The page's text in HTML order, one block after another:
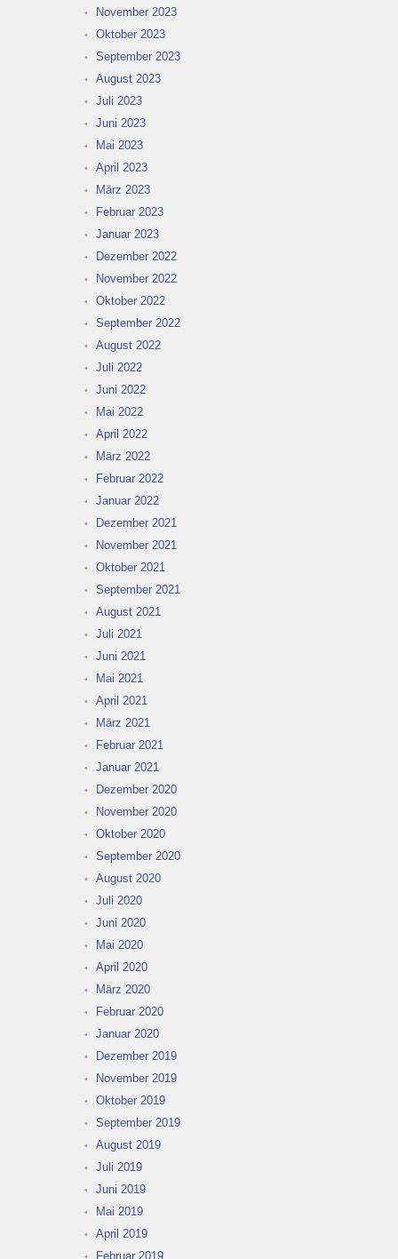
November 2023
Oktober 2023
September 2023
August 2023
Juli 2023
Juni 2023
Mai 2023
April 2023
März 2023
Februar 2023
Januar 2023
Dezember 2022
November 2022
Oktober 2022
September 2022
August 2022
Juli 2022
Juni 2022
Mai 2022
April 2022
März 2022
Februar 2022
Januar 2022
Dezember 2021
November 2021
Oktober 2021
September 2021
August 2021
Juli 2021
Juni 2021
Mai 2021
April 2021
März 2021
Februar 2021
Januar 2021
Dezember 2020
November 2020
Oktober 2020
September 2020
August 2020
Juli 2020
Juni 2020
Mai 2020
April 2020
März 2020
Februar 2020
Januar 2020
Dezember 2019
November 2019
Oktober 2019
September 2019
August 2019
Juli 2019
Juni 2019
Mai 2019
April 2019
Februar 2019